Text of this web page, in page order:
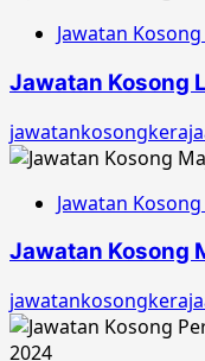
Jawatan
Jawatan Kosong
Jawatan
Jawatan Kosong